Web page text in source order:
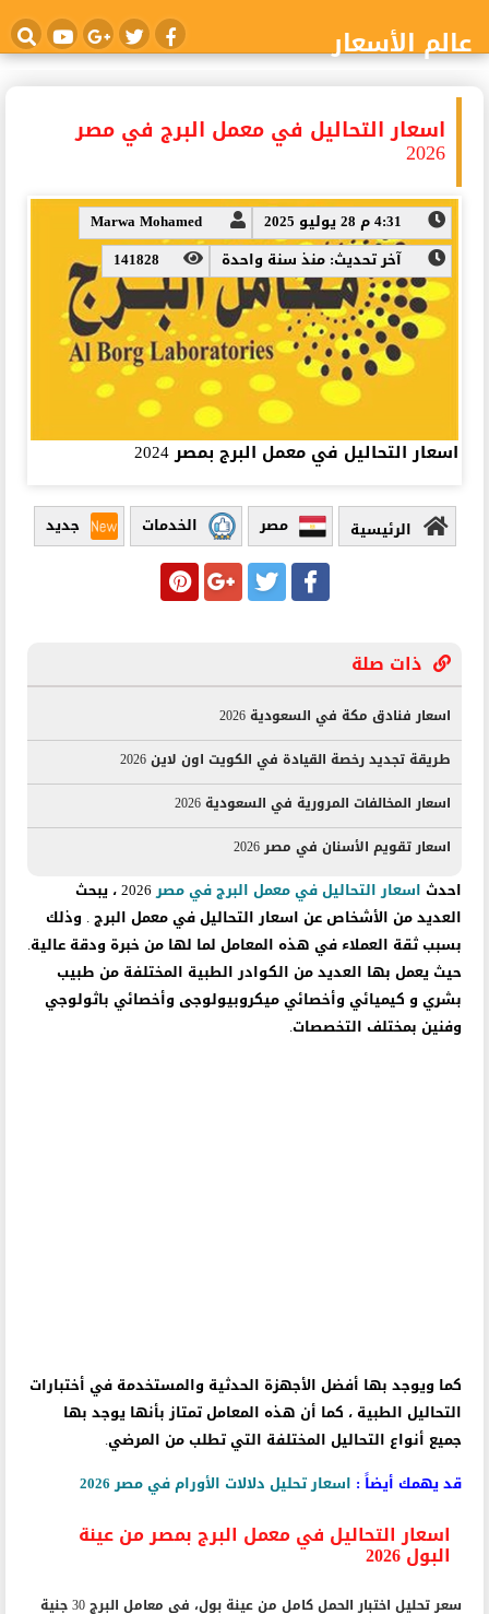
عالم الأسعار
اسعار التحاليل في معمل البرج في مصر
2026
4:31 م 28 يوليو 2025
Marwa Mohamed
آخر تحديث: منذ سنة واحدة
141828
اسعار التحاليل في معمل البرج بمصر 2024
الرئيسية مصر الخدمات جديد
ذات صلة
اسعار فنادق مكة في السعودية 2026
طريقة تجديد رخصة القيادة في الكويت اون لاين 2026
اسعار المخالفات المرورية في السعودية 2026
اسعار تقويم الأسنان في مصر 2026
احدث اسعار التحاليل في معمل البرج في مصر
2026 ، يبحث
العديد من الأشخاص عن اسعار التحاليل في معمل البرج . وذلك
بسبب ثقة العملاء في هذه المعامل لما لها من خبرة ودقة عالية.
حيث يعمل بها العديد من الكوادر الطبية المختلفة من طبيب
بشري و كيميائي وأخصائي ميكروبيولوجى وأخصائي باثولوجي
وفنين بمختلف التخصصات.
كما ويوجد بها أفضل الأجهزة الحدثية والمستخدمة في أختبارات
التحاليل الطبية ، كما أن هذه المعامل تمتاز بأنها يوجد بها
جميع أنواع التحاليل المختلفة التي تطلب من المرضي.
قد يهمك أيضاً :
اسعار تحليل دلالات الأورام في مصر 2026
اسعار التحاليل في معمل البرج بمصر من عينة
البول 2026